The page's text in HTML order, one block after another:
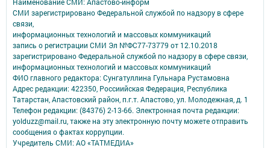
СМИ зарегистрировано Федеральной службой по надзору в сфере
связи,
информационных технологий и массовых коммуникаций
запись о регистрации СМИ Эл №ФС77-73779 от 12.10.2018
зарегистрировано Федеральной службой по надзору в сфере связи,
информационных технологий и массовых коммуникаций
ФИО главного редактора: Сунгатуллина Гульнара Рустамовна
Адрес редакции: 422350, Россиийская Федерация, Республика
Татарстан, Апастовский район, п.г.т. Апастово, ул. Молодежная, д. 1
Телефон редакции: (84376) 2-13-66. Электронная почта редакции:
yolduzz@mail.ru, также на эту электронную почту можете отправить
сообщения о фактах коррупции.
Учредитель СМИ: АО «ТАТМЕДИА»